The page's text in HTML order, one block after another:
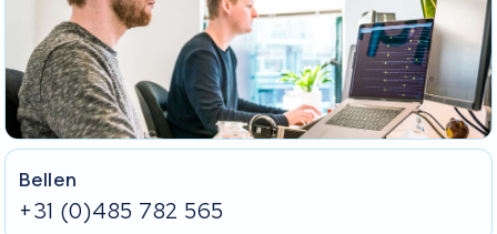
Bellen
+31 (0)485 782 565